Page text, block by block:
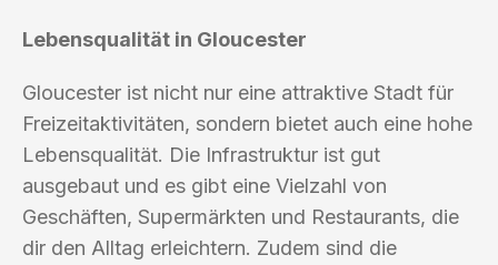
Lebensqualität in Gloucester
Gloucester ist nicht nur eine attraktive Stadt für
Freizeitaktivitäten, sondern bietet auch eine hohe
Lebensqualität. Die Infrastruktur ist gut
ausgebaut und es gibt eine Vielzahl von
Geschäften, Supermärkten und Restaurants, die
dir den Alltag erleichtern. Zudem sind die